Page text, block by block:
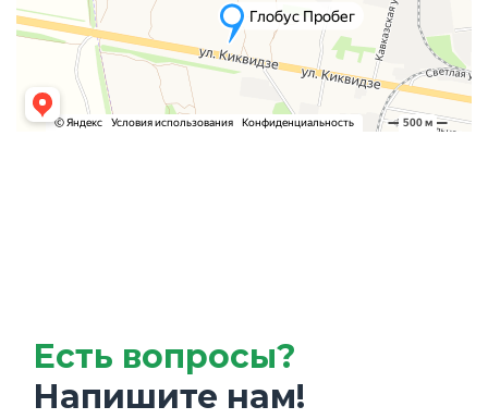
Есть вопросы?
Напишите нам!